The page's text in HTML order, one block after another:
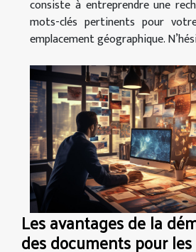
consiste à entreprendre une
mots-clés pertinents pour
emplacement géographique.
Les avantages de la
des documents pour les